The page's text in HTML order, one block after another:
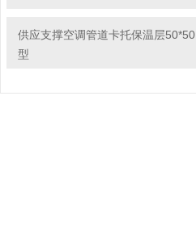
供应支撑空调管道卡托保温层50*50
型